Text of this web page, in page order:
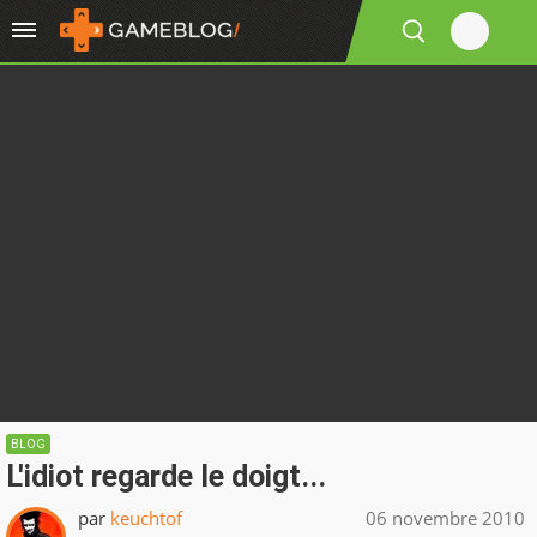
BLOG
L'idiot regarde le doigt...
par keuchtof 06 novembre 2010